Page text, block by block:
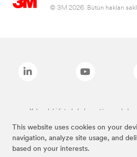
This website uses cookies on your
navigation, analyze site usage, and
based on your interests.
© 3M 2026. Bütün hakları
Yukarıdaki listede bulunan tüm markalar,